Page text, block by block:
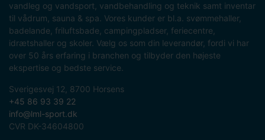
vandleg og vandsport, vandbehandling og teknik samt inventar
til vådrum, sauna & spa. Vores kunder er bl.a. svømmehaller,
badelande, friluftsbade, campingpladser, feriecentre,
idrætshaller og skoler. Vælg os som din leverandør, fordi vi har
over 50 års erfaring i branchen og tilbyder den højeste
ekspertise og bedste service.
Sverigesvej 12, 8700 Horsens
+45 86 93 39 22
info@lml-sport.dk
CVR DK-34604800